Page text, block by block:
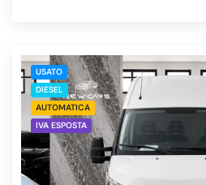
USATO
DIESEL
AUTOMATICA
IVA ESPOSTA